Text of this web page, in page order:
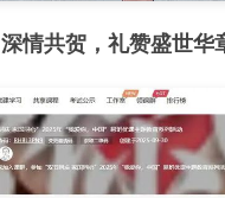
深情共贺，礼赞盛世华